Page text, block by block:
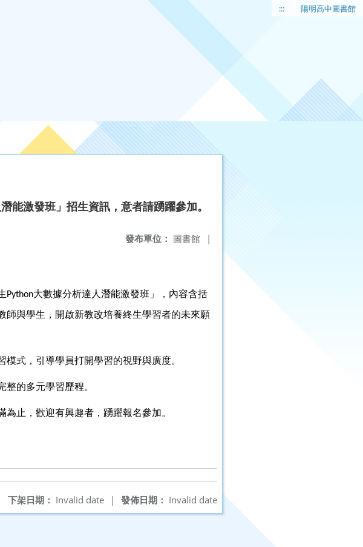
::: 陽明高中圖書館
激發班」招生資訊，意者請踴躍參加。
發布單位： 圖書館 |
Python大數據分析達人潛能激發班」，內容含括
師與學生，開啟新教改培養終生學習者的未來願
式，引導學員打開學習的視野與廣度。
的多元學習歷程。
為止，歡迎有興趣者，踴躍報名參加。
發佈日期： Invalid date
下架日期： Invalid date |